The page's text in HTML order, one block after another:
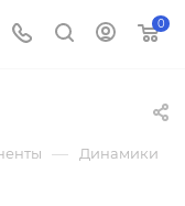
0
— Динамики